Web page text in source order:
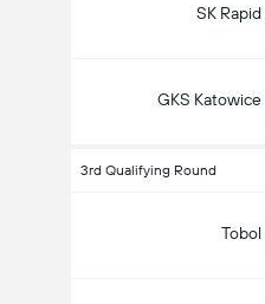
SK Rapid
GKS Katowice
3rd Qualifying Round
Tobol